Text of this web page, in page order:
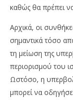
καθώς θα πρέπει
Αρχικά, οι
σημαντικά τόσο
τη μείωση της
περιορισμού του
Ωστόσο, η
μπορεί να